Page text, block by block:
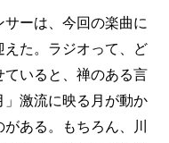
ーは、今回の楽曲に
えた。ラジオって、ど
いると、禅のある言
激流に映る月が動か
ある。もちろん、川